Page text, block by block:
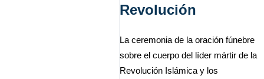
Revolución
La ceremonia de la oración fúnebre
sobre el cuerpo del líder mártir de la
Revolución Islámica y los